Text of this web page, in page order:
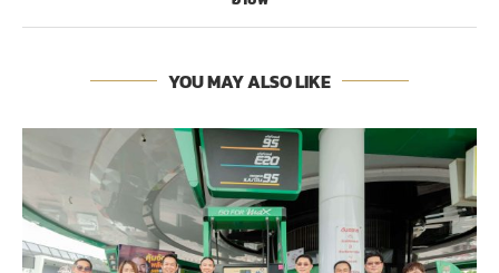
YOU MAY ALSO LIKE